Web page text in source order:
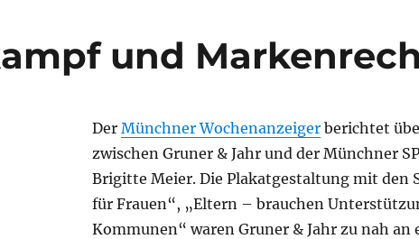
und
Der Münchner Wochenanzeigerberichtet
zwischen Gruner & Jahr und der Münchner
Brigitte Meier. Die Plakatgestaltung mit den
für Frauen“, „Eltern – brauchen
Kommunen“ waren Gruner & Jahr zu nah